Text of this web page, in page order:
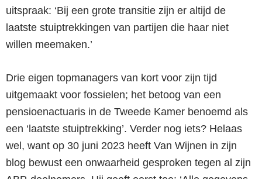
uitspraak: ‘Bij een grote transitie zijn er altijd de
laatste stuiptrekkingen van partijen die haar niet
willen meemaken.’
Drie eigen topmanagers van kort voor zijn tijd
uitgemaakt voor fossielen; het betoog van een
pensioenactuaris in de Tweede Kamer benoemd als
een ‘laatste stuiptrekking’. Verder nog iets? Helaas
wel, want op 30 juni 2023 heeft Van Wijnen in zijn
blog bewust een onwaarheid gesproken tegen al zijn